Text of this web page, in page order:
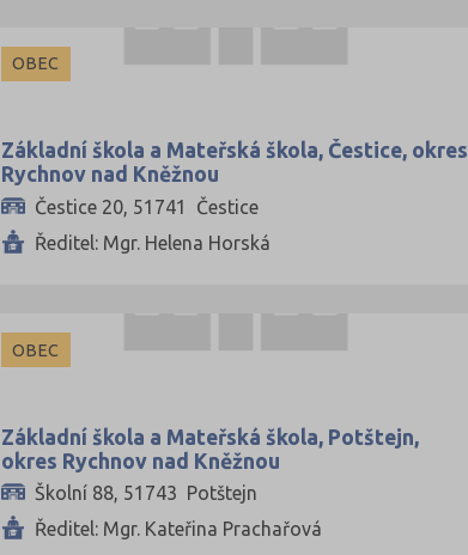
Ústí nad Labem (34)
Ústí nad Orlicí (81)
Vsetín (69)
OBEC
Základní škola a Mateřská škola, Čestice, okres
Rychnov nad Kněžnou
Čestice 20, 51741 Čestice
Ředitel: Mgr. Helena Horská
OBEC
Základní škola a Mateřská škola, Potštejn,
okres Rychnov nad Kněžnou
Školní 88, 51743 Potštejn
Ředitel: Mgr. Kateřina Prachařová